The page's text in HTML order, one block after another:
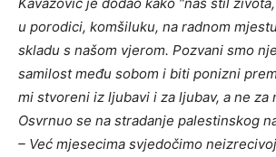
u porodici, komšiluku, na radnom
skladu s našom vjerom. Pozvani smo
samilost među sobom i biti ponizni
mi stvoreni iz ljubavi i za ljubav, a ne za
Osvrnuo se na stradanje palestinskog
– Već mjesecima svjedočimo